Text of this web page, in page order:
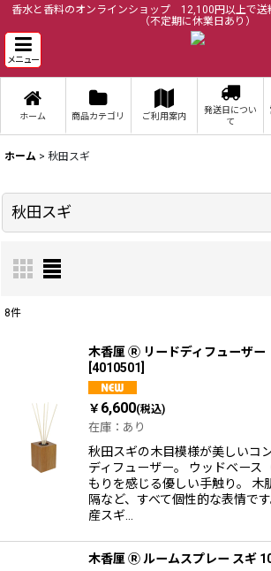
香水と香料のオンラインショップ 12,100円以上で
（不定期に休業日あり）
メニュー
ホーム 商品カテゴリ ご利用案内
発送日につい
て
ホーム > 秋田スギ
秋田スギ
絞り込む
8件
木香厘 Ⓡ リードディフューザー
4010501
￥ 6,600(税込)
在庫：あり
秋田スギの木目模様が美しいコ
ディフューザー。 ウッドベース
もりを感じる優しい手触り。 木
隔など、すべて個性的な表情で
産スギ…
木香厘 Ⓡ ルームスプレー スギ